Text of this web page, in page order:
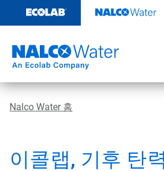
츠
기
Nalco Water 홈
이콜랩, 기후 탄